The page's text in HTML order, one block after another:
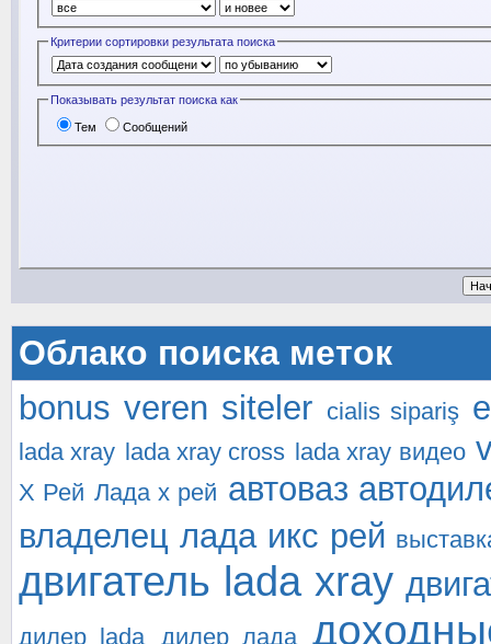
Критерии сортировки результата поиска
Показывать результат поиска как
Тем Сообщений
Облако поиска меток
bonus veren siteler cialis sipariş
lada xray lada xray cross lada xray видео
Х Рей Лада х рей автоваз
владелец лада икс рей
двигатель lada xray
дилер lada дилер лада